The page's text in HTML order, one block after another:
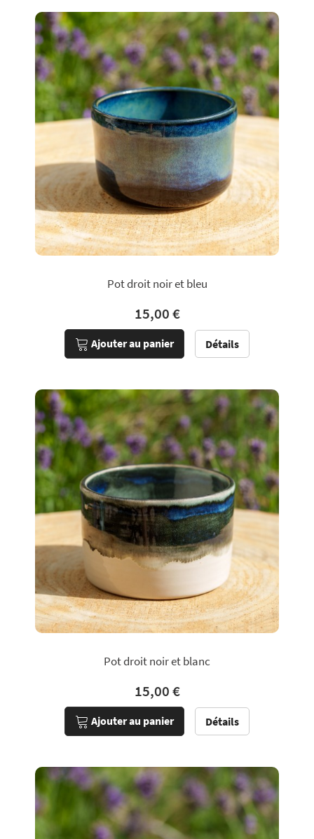
Pot droit noir et bleu
15,00 €
Ajouter au panier Détails
Pot droit noir et blanc
15,00 €
Ajouter au panier Détails